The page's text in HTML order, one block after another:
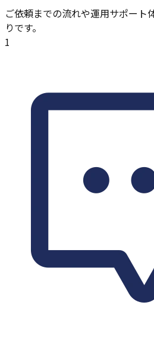
ご依頼までの流れや運用サポート
りです。
1